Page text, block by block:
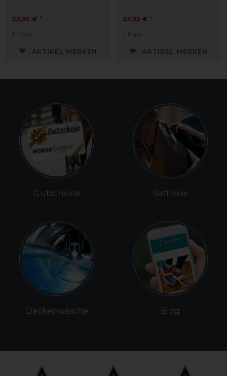
53,95 € *
1 Paar
ARTIKEL MERKEN
53,95 € *
1 Paar
ARTIKEL MERKEN
Gutscheine
Deckenwäsche
Sattlerei
Blog